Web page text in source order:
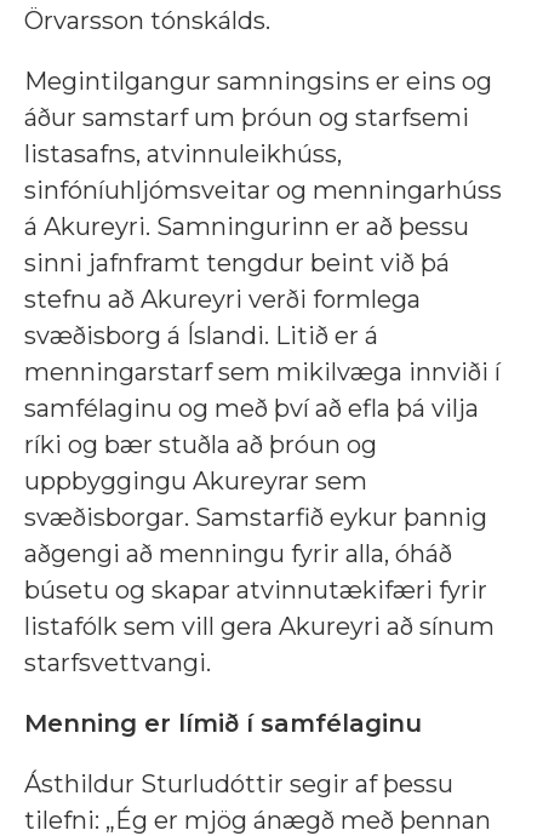
Örvarsson tónskálds.
Megintilgangur samningsins er eins og
áður samstarf um þróun og starfsemi
listasafns, atvinnuleikhúss,
sinfóníuhljómsveitar og menningarhúss
á Akureyri. Samningurinn er að þessu
sinni jafnframt tengdur beint við þá
stefnu að Akureyri verði formlega
svæðisborg á Íslandi. Litið er á
menningarstarf sem mikilvæga innviði í
samfélaginu og með því að efla þá vilja
ríki og bær stuðla að þróun og
uppbyggingu Akureyrar sem
svæðisborgar. Samstarfið eykur þannig
aðgengi að menningu fyrir alla, óháð
búsetu og skapar atvinnutækifæri fyrir
listafólk sem vill gera Akureyri að sínum
starfsvettvangi.
Menning er límið í samfélaginu
Ásthildur Sturludóttir segir af þessu
tilefni: „Ég er mjög ánægð með þennan